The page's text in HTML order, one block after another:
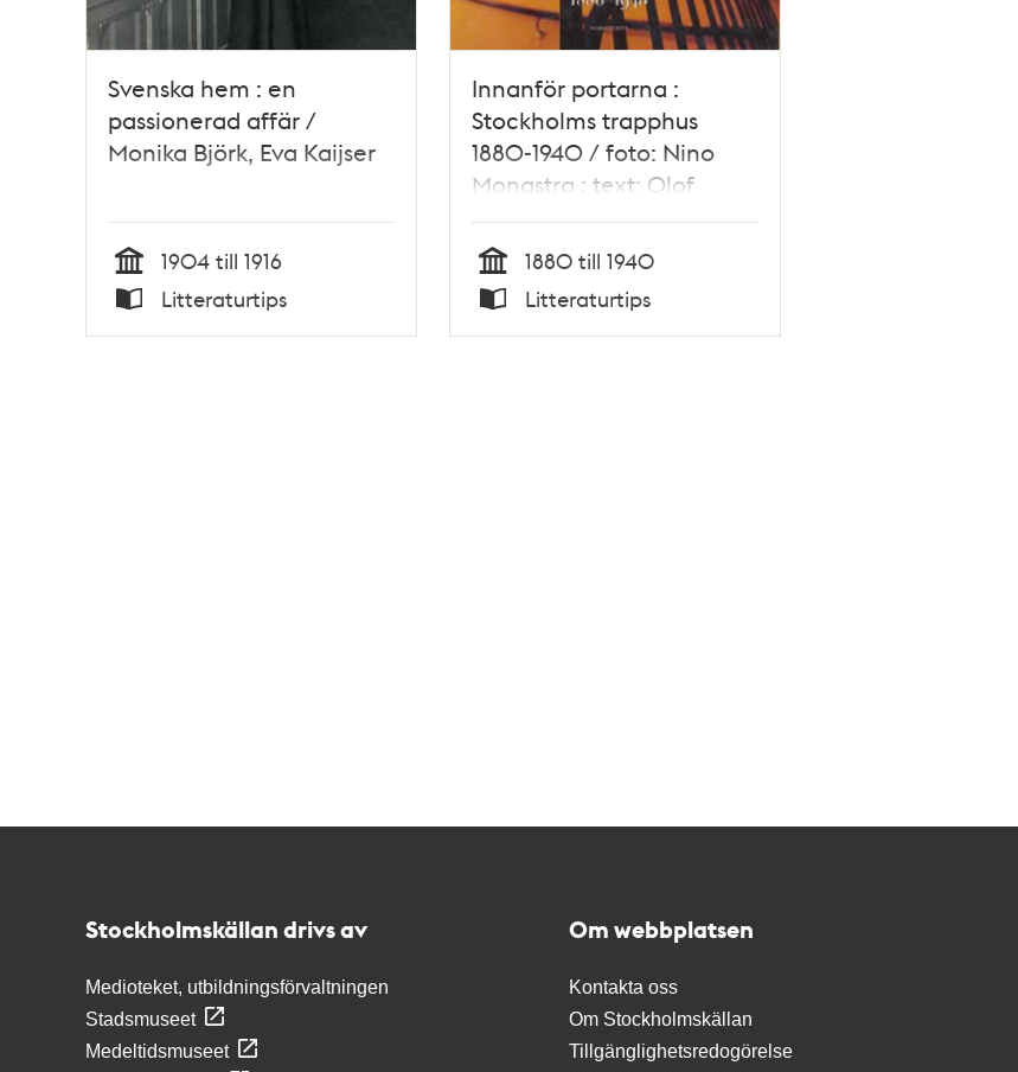
Svenska hem : en
passionerad affär /
Monika Björk, Eva Kaijser
Tid
1904 till 1916
Typ
Litteraturtips
Innanför portarna :
Stockholms trapphus
1880-1940 / foto: Nino
Monastra ; text: Olof
Antell m.fl.
Tid
1880 till 1940
Typ
Litteraturtips
Stockholmskällan drivs av
Medioteket, utbildningsförvaltningen
Stadsmuseet
Medeltidsmuseet
Om webbplatsen
Kontakta oss
Om Stockholmskällan
Tillgänglighetsredogörelse